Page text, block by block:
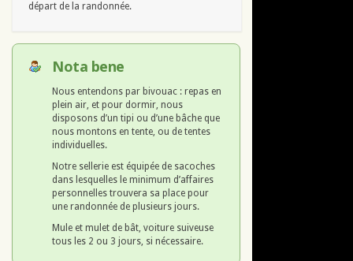
départ de la randonnée.
Nota bene
Nous entendons par bivouac : repas en
plein air, et pour dormir, nous
disposons d’un tipi ou d’une bâche que
nous montons en tente, ou de tentes
individuelles.
Notre sellerie est équipée de sacoches
dans lesquelles le minimum d’affaires
personnelles trouvera sa place pour
une randonnée de plusieurs jours.
Mule et mulet de bât, voiture suiveuse
tous les 2 ou 3 jours, si nécessaire.